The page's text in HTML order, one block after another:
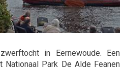
in Eernewoude. Een
Park De Alde Feanen